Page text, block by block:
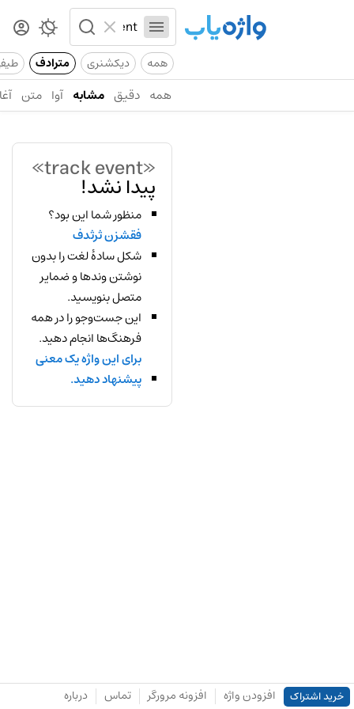
همه دیکشنری مترادف
همه دقیق مشابه آوا متن
«track event»
پیدا نشد!
منظور شما این بود؟
فقشزن ثرثدف
شکل سادهٔ لغت را بدون
نوشتن وندها و ضمایر
متصل بنویسید.
این جست‌وجو را در همه
فرهنگ‌ها انجام دهید.
برای این واژه یک معنی
پیشنهاد دهید.
خرید اشتراک افزودن واژه افزونه مرورگر تماس درباره